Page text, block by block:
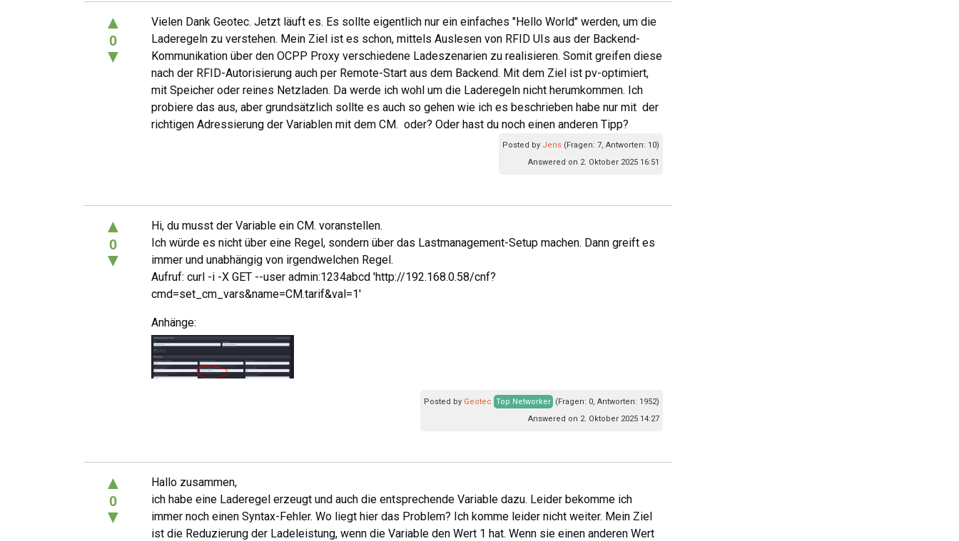
▲
0
▼
Vielen Dank Geotec. Jetzt läuft es. Es sollte eigentlich nur ein einfaches "Hello World" werden, um die
Laderegeln zu verstehen. Mein Ziel ist es schon, mittels Auslesen von RFID UIs aus der Backend-
Kommunikation über den OCPP Proxy verschiedene Ladeszenarien zu realisieren. Somit greifen diese
nach der RFID-Autorisierung auch per Remote-Start aus dem Backend. Mit dem Ziel ist pv-optimiert,
mit Speicher oder reines Netzladen. Da werde ich wohl um die Laderegeln nicht herumkommen. Ich
probiere das aus, aber grundsätzlich sollte es auch so gehen wie ich es beschrieben habe nur mit der
richtigen Adressierung der Variablen mit dem CM. oder? Oder hast du noch einen anderen Tipp?
Posted by Jens (Fragen: 7, Antworten: 10)
Answered on 2. Oktober 2025 16:51
▲
0
▼
Hi, du musst der Variable ein CM. voranstellen.
Ich würde es nicht über eine Regel, sondern über das Lastmanagement-Setup machen. Dann greift es
immer und unabhängig von irgendwelchen Regel.
Aufruf: curl -i -X GET --user admin:1234abcd 'http://192.168.0.58/cnf?
cmd=set_cm_vars&name=CM.tarif&val=1'
Anhänge:
Posted by Geotec Top Networker (Fragen: 0, Antworten: 1952)
Answered on 2. Oktober 2025 14:27
▲
0
▼
Hallo zusammen,
ich habe eine Laderegel erzeugt und auch die entsprechende Variable dazu. Leider bekomme ich
immer noch einen Syntax-Fehler. Wo liegt hier das Problem? Ich komme leider nicht weiter. Mein Ziel
ist die Reduzierung der Ladeleistung, wenn die Variable den Wert 1 hat. Wenn sie einen anderen Wert